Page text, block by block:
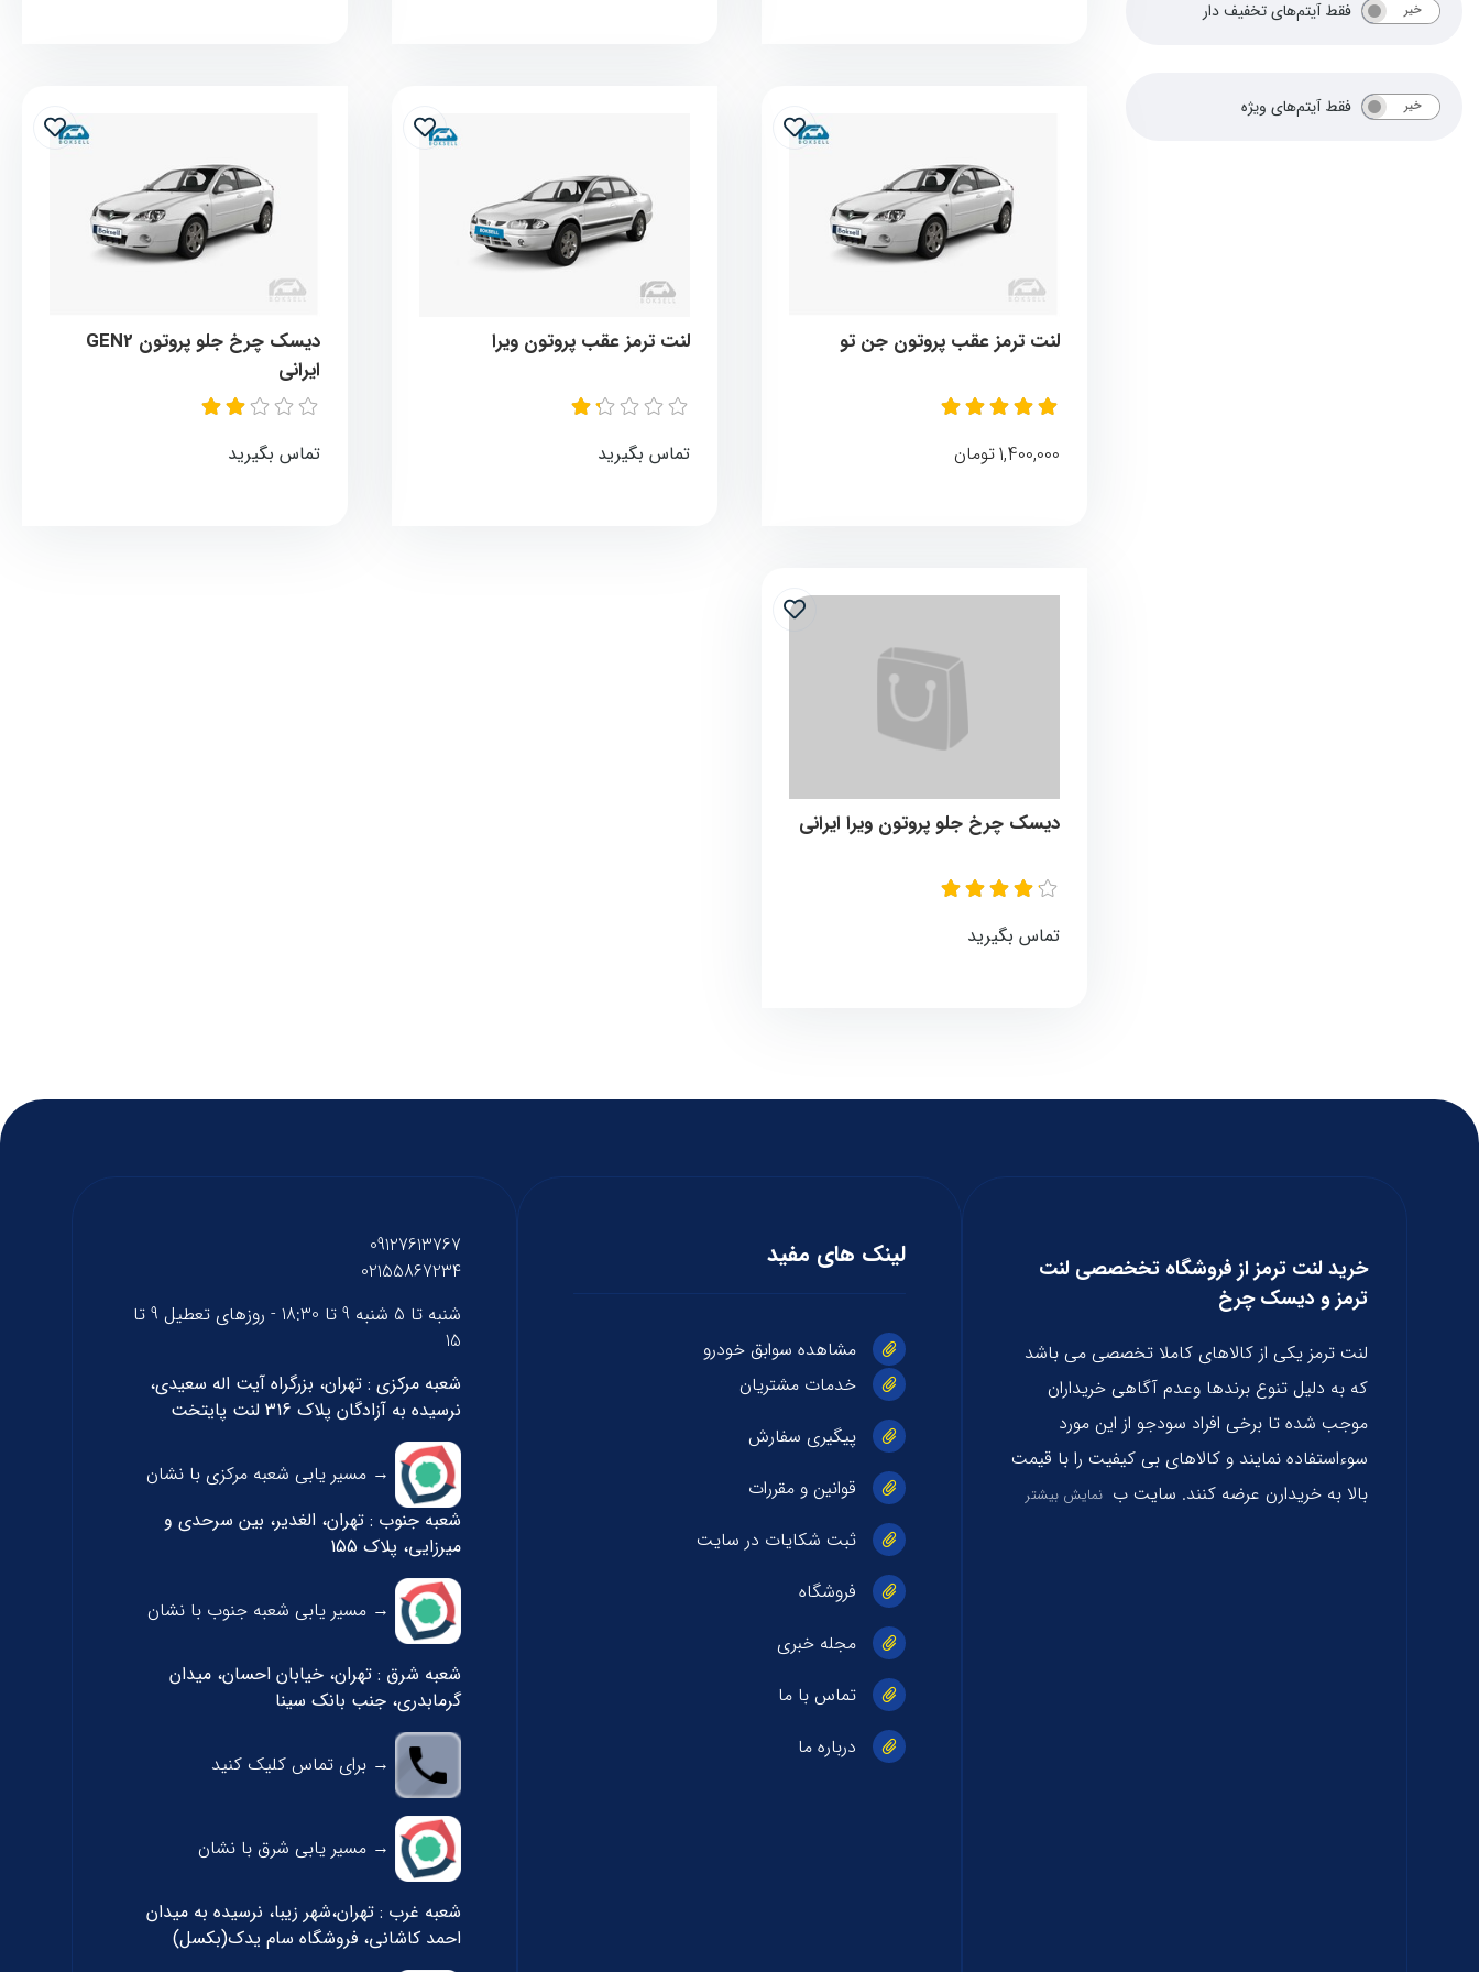
بله خیر فقط آیتم‌های تخفیف دار
بله خیر فقط آیتم‌های ویژه
لنت ترمز عقب پروتون جن تو
1,400,000تومان
لنت ترمز عقب پروتون ویرا
تماس بگیرید
دیسک چرخ جلو پروتون GEN2
ایرانی
تماس بگیرید
دیسک چرخ جلو پروتون ویرا ایرانی
تماس بگیرید
خرید لنت ترمز از فروشگاه تخخصصی لنت
ترمز و دیسک چرخ
لنت ترمز یکی از کالاهای کاملا تخصصی می باشد
که به دلیل تنوع برندها وعدم آگاهی خریداران
موجب شده تا برخی افراد سودجو از این مورد
سوءاستفاده نمایند و کالاهای بی کیفیت را با قیمت
بالا به خریدارن عرضه کنند. سایت ب نمایش بیشتر
لینک های مفید
مشاهده سوابق خودرو
خدمات مشتریان
پیگیری سفارش
قوانین و مقررات
ثبت شکایات در سایت
فروشگاه
مجله خبری
تماس با ما
درباره ما
09127613767
02155867234
شنبه تا 5 شنبه 9 تا 18:30 - روزهای تعطیل 9 تا
15
شعبه مرکزی : تهران، بزرگراه آیت اله سعیدی،
نرسیده به آزادگان پلاک 316 لنت پایتخت
→ مسیر یابی شعبه مرکزی با نشان
شعبه جنوب : تهران، الغدیر، بین سرحدی و
میرزایی، پلاک 155
→ مسیر یابی شعبه جنوب با نشان
شعبه شرق : تهران، خیابان احسان، میدان
گرمابدری، جنب بانک سینا
→ برای تماس کلیک کنید
→ مسیر یابی شرق با نشان
شعبه غرب : تهران،شهر زیبا، نرسیده به میدان
احمد کاشانی، فروشگاه سام یدک(بکسل)